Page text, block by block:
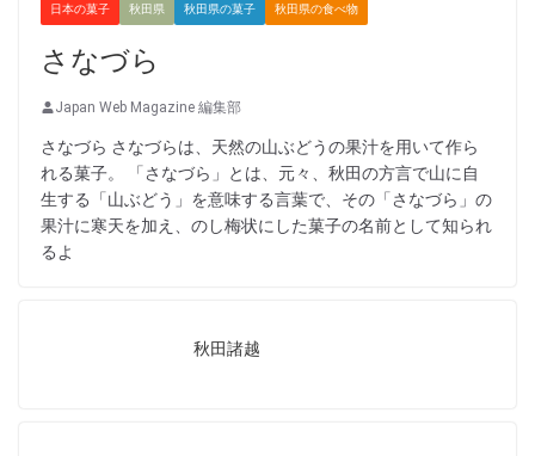
日本の菓子 秋田県 秋田県の菓子 秋田県の食べ物
さなづら
Japan Web Magazine 編集部
さなづら さなづらは、天然の山ぶどうの果汁を用いて作ら
れる菓子。 「さなづら」とは、元々、秋田の方言で山に自
生する「山ぶどう」を意味する言葉で、その「さなづら」の
果汁に寒天を加え、のし梅状にした菓子の名前として知られ
るよ
秋田諸越